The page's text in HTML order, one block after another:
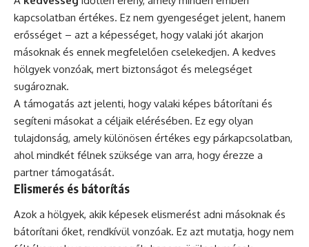
kapcsolatban értékes. Ez nem gyengeséget jelent, hanem
erősséget – azt a képességet, hogy valaki jót akarjon
másoknak és ennek megfelelően cselekedjen. A kedves
hölgyek vonzóak, mert biztonságot és melegséget
sugároznak.
A támogatás azt jelenti, hogy valaki képes bátorítani és
segíteni másokat a céljaik elérésében. Ez egy olyan
tulajdonság, amely különösen értékes egy párkapcsolatban,
ahol mindkét félnek szüksége van arra, hogy érezze a
partner támogatását.
Elismerés és bátorítás
Azok a hölgyek, akik képesek elismerést adni másoknak és
bátorítani őket, rendkívül vonzóak. Ez azt mutatja, hogy nem